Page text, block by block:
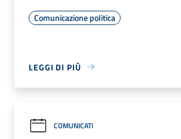
Comunicazione politica
LEGGI DI PIÙ
COMUNICATI